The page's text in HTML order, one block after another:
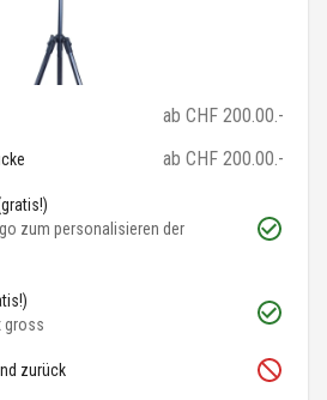
ab CHF 200.00.-
ab CHF 200.00.-
zum personalisieren der
gross
zurück